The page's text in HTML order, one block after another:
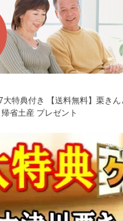
特典付き 【送料無料】栗き
省土産 プレゼント